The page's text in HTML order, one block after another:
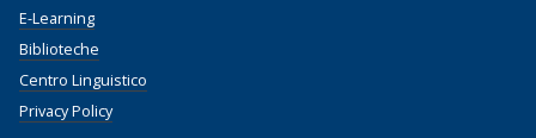
E-Learning
Biblioteche
Centro Linguistico
Privacy Policy